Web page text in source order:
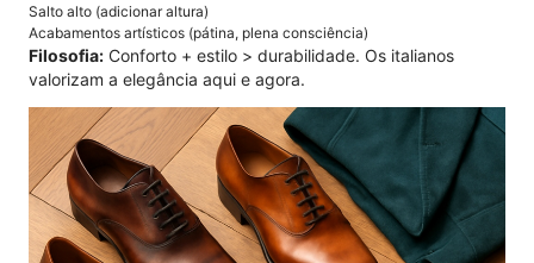
Salto alto (adicionar altura)
Acabamentos artísticos (pátina, plena consciência)
Filosofia: Conforto + estilo > durabilidade. Os italianos
valorizam a elegância aqui e agora.